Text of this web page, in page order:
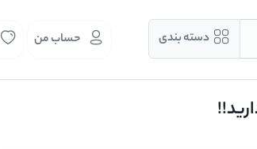
دسته بندی حساب من